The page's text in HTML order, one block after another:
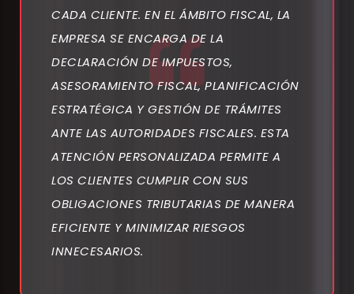
CADA CLIENTE. EN EL ÁMBITO FISCAL, LA
EMPRESA SE ENCARGA DE LA
DECLARACIÓN DE IMPUESTOS,
ASESORAMIENTO FISCAL, PLANIFICACIÓN
ESTRATÉGICA Y GESTIÓN DE TRÁMITES
ANTE LAS AUTORIDADES FISCALES. ESTA
ATENCIÓN PERSONALIZADA PERMITE A
LOS CLIENTES CUMPLIR CON SUS
OBLIGACIONES TRIBUTARIAS DE MANERA
EFICIENTE Y MINIMIZAR RIESGOS
INNECESARIOS.